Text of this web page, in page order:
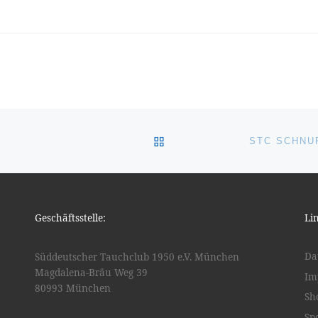
ZURÜCK ZUR
Geschäftsstelle:
Süddeutscher Tauchclub 1950 e.V. München
Magdalena-Bräu Weg 39
80993 München